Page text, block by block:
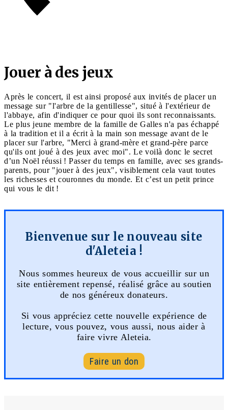
Jouer à des jeux
Après le concert, il est ainsi proposé aux invités de placer un
message sur "l'arbre de la gentillesse", situé à l'extérieur de
l'abbaye, afin d'indiquer ce pour quoi ils sont reconnaissants.
Le plus jeune membre de la famille de Galles n'a pas échappé
à la tradition et il a écrit à la main son message avant de le
placer sur l'arbre, "Merci à grand-mère et grand-père parce
qu'ils ont joué à des jeux avec moi". Le voilà donc le secret
d’un Noël réussi ! Passer du temps en famille, avec ses grands-
parents, pour "jouer à des jeux", visiblement cela vaut toutes
les richesses et couronnes du monde. Et c’est un petit prince
qui vous le dit !
Bienvenue sur le nouveau site
d'Aleteia !
Nous sommes heureux de vous accueillir sur un
site entièrement repensé, réalisé grâce au soutien
de nos généreux donateurs.
Si vous appréciez cette nouvelle expérience de
lecture, vous pouvez, vous aussi, nous aider à
faire vivre Aleteia.
Faire un don